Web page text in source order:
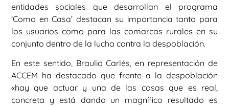
entidades sociales que desarrollan el programa
‘Como en Casa’ destacan su importancia tanto para
los usuarios como para las comarcas rurales en su
conjunto dentro de la lucha contra la despoblación.
En este sentido, Braulio Carlés, en representación de
ACCEM ha destacado que frente a la despoblación
«hay que actuar y una de las cosas que es real,
concreta y está dando un magnífico resultado es